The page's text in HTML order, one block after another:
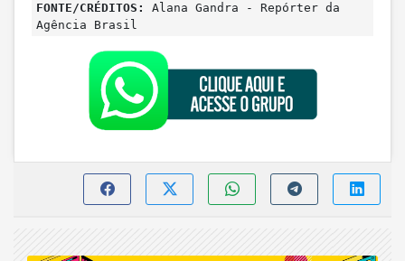
FONTE/CRÉDITOS:
Alana Gandra - Repórter da
Agência Brasil